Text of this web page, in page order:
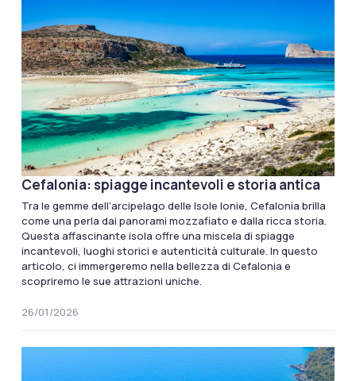
Cefalonia: spiagge incantevoli e storia antica
Tra le gemme dell’arcipelago delle Isole Ionie, Cefalonia brilla
come una perla dai panorami mozzafiato e dalla ricca storia.
Questa affascinante isola offre una miscela di spiagge
incantevoli, luoghi storici e autenticità culturale. In questo
articolo, ci immergeremo nella bellezza di Cefalonia e
scopriremo le sue attrazioni uniche.
26/01/2026